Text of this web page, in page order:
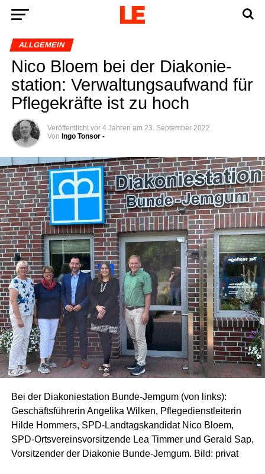
ALLGEMEIN
Nico Blo­em bei der Dia­ko­nie­
sta­ti­on: Ver­wal­tungs­auf­wand für
Pfle­ge­kräf­te ist zu hoch
Veröffentlicht vor 4 Jahren am 23. September 2022
Von Ingo Tonsor -
Bei der Dia­ko­nie­sta­ti­on Bun­de-Jem­gum (von links):
Geschäfts­füh­re­rin Ange­li­ka Wil­ken, Pfle­ge­dienst­lei­te­rin
Hil­de Hom­mers, SPD-Land­tags­kan­di­dat Nico Blo­em,
SPD-Orts­ver­eins­vor­sit­zen­de Lea Tim­mer und Gerald Sap,
Vor­sit­zen­der der Dia­ko­nie Bun­de-Jem­gum. Bild: privat